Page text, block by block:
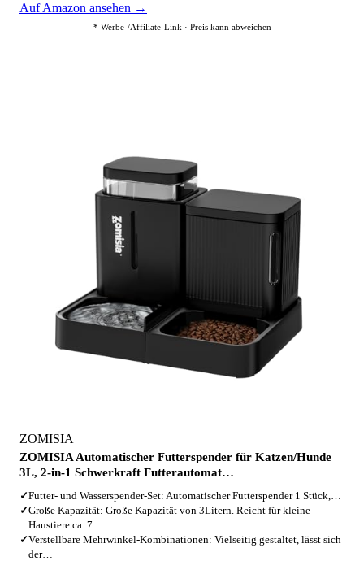
Auf Amazon ansehen →
* Werbe-/Affiliate-Link · Preis kann abweichen
ZOMISIA
ZOMISIA Automatischer Futterspender für Katzen/Hunde
3L, 2-in-1 Schwerkraft Futterautomat…
✓Futter- und Wasserspender-Set: Automatischer Futterspender 1 Stück,…
✓Große Kapazität: Große Kapazität von 3Litern. Reicht für kleine
Haustiere ca. 7…
✓Verstellbare Mehrwinkel-Kombinationen: Vielseitig gestaltet, lässt sich
der…